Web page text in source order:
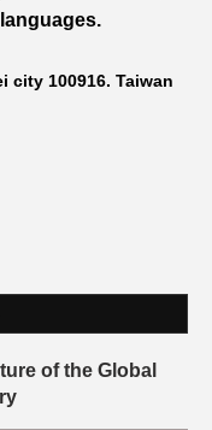
city 100916. Taiwan
of the Global